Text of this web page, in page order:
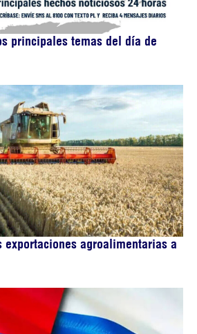
principales temas del día de
exportaciones agroalimentarias a